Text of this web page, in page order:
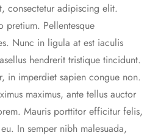
consectetur adipiscing elit.
Pellentesque
Nunc in ligula at est iaculis
hendrerit tristique tincidunt.
in imperdiet sapien congue non.
maximus, ante tellus auctor
Mauris porttitor efficitur felis,
In semper nibh malesuada,